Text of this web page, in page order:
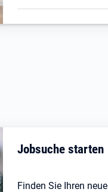
Jobsuche starten
Finden Sie Ihren